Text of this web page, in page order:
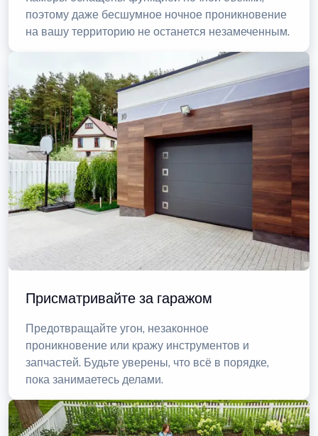
поэтому даже бесшумное ночное проникновение
на вашу территорию не останется незамеченным.
Присматривайте за гаражом
Предотвращайте угон, незаконное
проникновение или кражу инструментов и
запчастей. Будьте уверены, что всё в порядке,
пока занимаетесь делами.